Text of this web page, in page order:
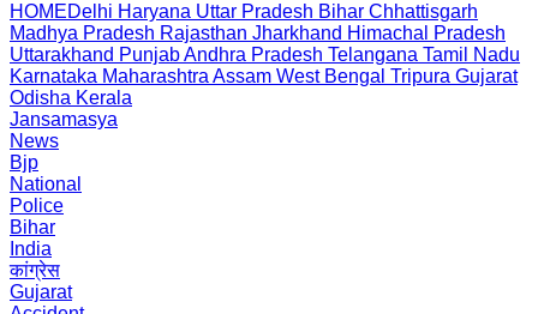
HOMEDelhi Haryana Uttar Pradesh Bihar Chhattisgarh
Madhya Pradesh Rajasthan Jharkhand Himachal Pradesh
Uttarakhand PunjabAndhra Pradesh Telangana Tamil Nadu
Karnataka Maharashtra Assam West Bengal Tripura Gujarat
Odisha Kerala
Jansamasya
News
Bjp
National
Police
Bihar
India
कांग्रेस
Gujarat